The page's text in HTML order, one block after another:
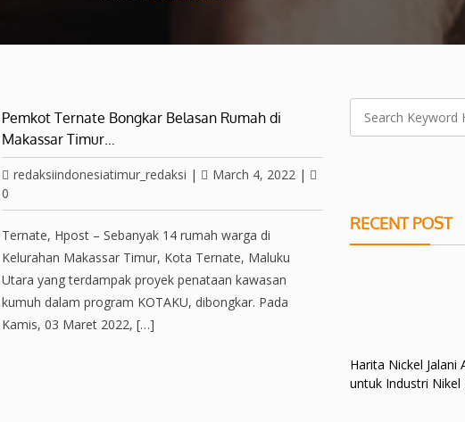
Pemkot Ternate Bongkar Belasan Rumah di
Makassar Timur…
redaksiindonesiatimur_redaksi | March 4, 2022 |
0
Ternate, Hpost – Sebanyak 14 rumah warga di
Kelurahan Makassar Timur, Kota Ternate, Maluku
Utara yang terdampak proyek penataan kawasan
kumuh dalam program KOTAKU, dibongkar. Pada
Kamis, 03 Maret 2022, […]
RECENT POST
Harita Nickel Jalani
untuk Industri Nikel